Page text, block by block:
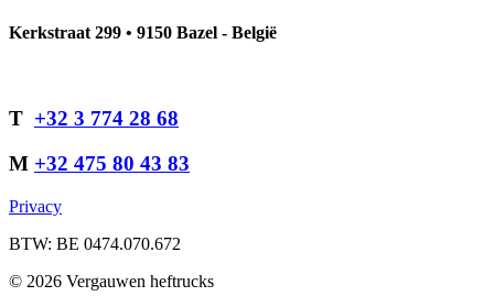
Kerkstraat 299 • 9150 Bazel - België
T +32 3 774 28 68
M +32 475 80 43 83
Privacy
BTW: BE 0474.070.672
© 2026 Vergauwen heftrucks